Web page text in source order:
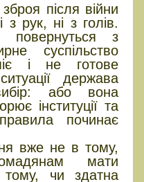
після війни
рук, ні з голів.
повернуться з
суспільство
і не готове
держава
або вона
інституції та
починає
вже не в тому,
мати
тому, чи здатна